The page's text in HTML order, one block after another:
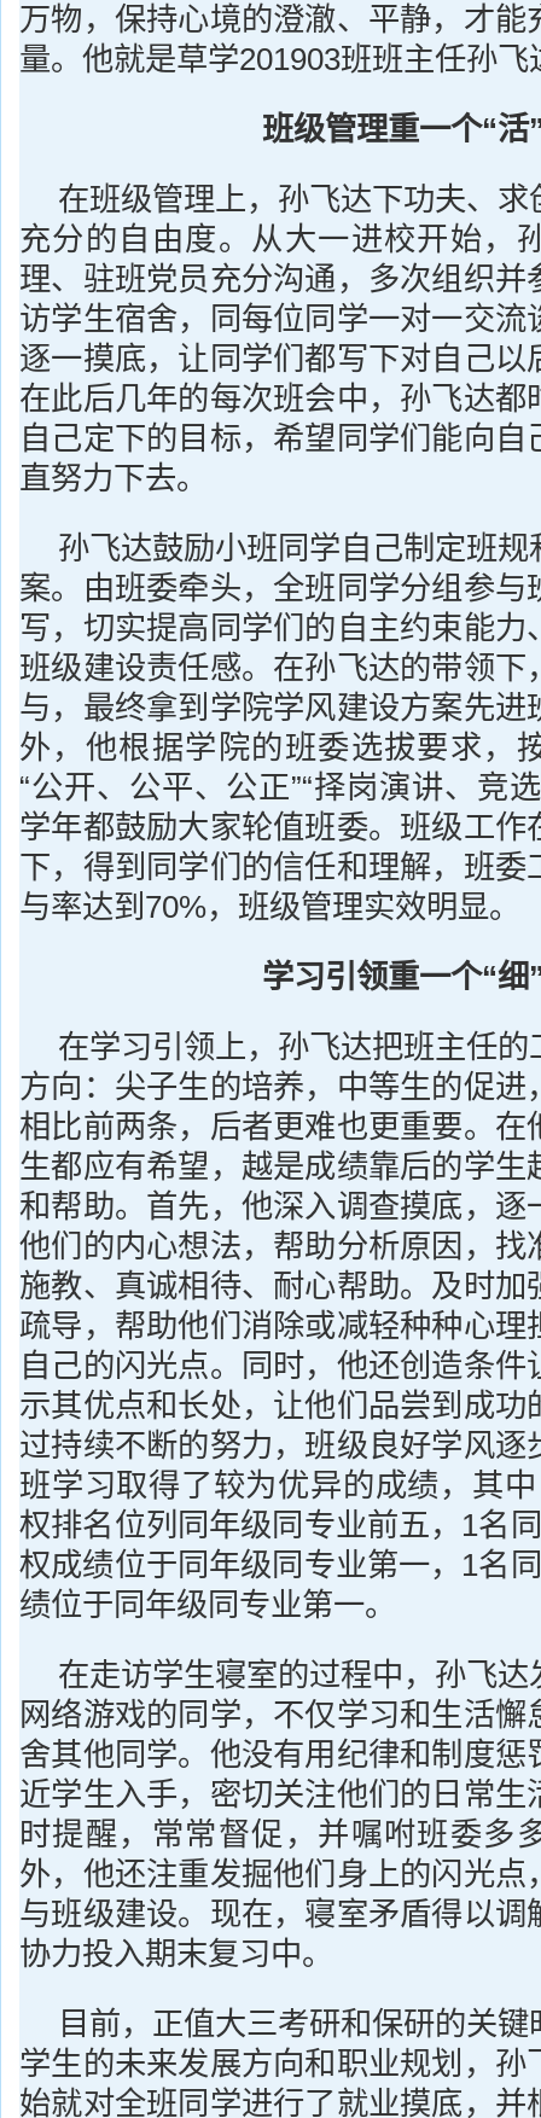
万物，保持心境的澄澈、平静，才能
量。他就是草学201903班班主任孙飞
班级管理重一个“活
在班级管理上，孙飞达下功夫、
充分的自由度。从大一进校开始，
理、驻班党员充分沟通，多次组织并
访学生宿舍，同每位同学一对一交流
逐一摸底，让同学们都写下对自己以
在此后几年的每次班会中，孙飞达都
自己定下的目标，希望同学们能向自
直努力下去。
孙飞达鼓励小班同学自己制定班
案。由班委牵头，全班同学分组参与
写，切实提高同学们的自主约束能力
班级建设责任感。在孙飞达的带领下
与，最终拿到学院学风建设方案先进
外，他根据学院的班委选拔要求，
“公开、公平、公正”“择岗演讲、竞
学年都鼓励大家轮值班委。班级工作
下，得到同学们的信任和理解，班委
与率达到70%，班级管理实效明显。
学习引领重一个“细
在学习引领上，孙飞达把班主任
方向：尖子生的培养，中等生的促进
相比前两条，后者更难也更重要。在
生都应有希望，越是成绩靠后的学生
和帮助。首先，他深入调查摸底，逐
他们的内心想法，帮助分析原因，找
施教、真诚相待、耐心帮助。及时加
疏导，帮助他们消除或减轻种种心理
自己的闪光点。同时，他还创造条件
示其优点和长处，让他们品尝到成功
过持续不断的努力，班级良好学风逐
班学习取得了较为优异的成绩，其
权排名位列同年级同专业前五，1名
权成绩位于同年级同专业第一，1名
绩位于同年级同专业第一。
在走访学生寝室的过程中，孙飞
网络游戏的同学，不仅学习和生活懈
舍其他同学。他没有用纪律和制度惩
近学生入手，密切关注他们的日常生
时提醒，常常督促，并嘱咐班委多
外，他还注重发掘他们身上的闪光点
与班级建设。现在，寝室矛盾得以调
协力投入期末复习中。
目前，正值大三考研和保研的关
学生的未来发展方向和职业规划，孙
始就对全班同学进行了就业摸底，并